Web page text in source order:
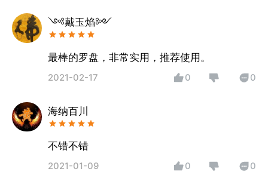
༺戴玉焰༻
最棒的罗盘，非常实用，推荐使用。
2021-02-17 0 0
海纳百川
不错不错
2021-01-09 0 0